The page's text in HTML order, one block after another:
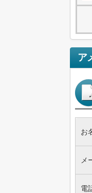
ア
お
メ
電